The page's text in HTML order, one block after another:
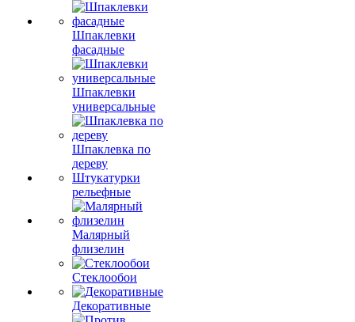
Шпаклевки
фасадные
Шпаклевки
универсальные
Шпаклевка по
дереву
Штукатурки
рельефные
Малярный
флизелин
Стеклообои
Декоративные